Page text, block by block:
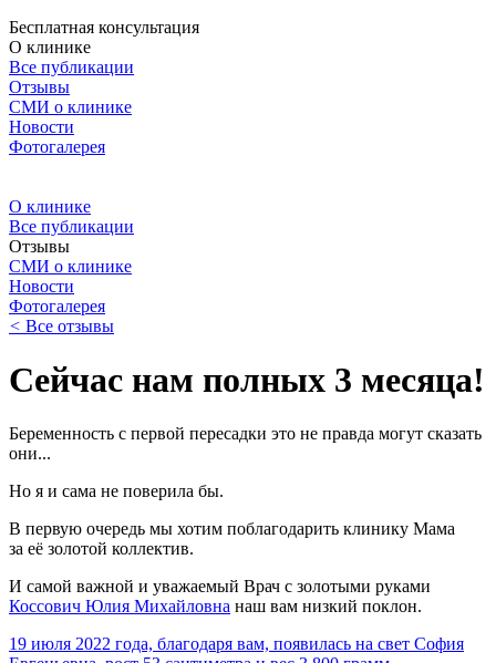
Бесплатная консультация
О клинике
Все публикации
Отзывы
СМИ о клинике
Новости
Фотогалерея
О клинике
Все публикации
Отзывы
СМИ о клинике
Новости
Фотогалерея
< Все отзывы
Сейчас нам полных 3 месяца!
Беременность с первой пересадки это не правда могут сказать
они...
Но я и сама не поверила бы.
В первую очередь мы хотим поблагодарить клинику Мама
за её золотой коллектив.
И самой важной и уважаемый Врач с золотыми руками
Коссович Юлия Михайловна наш вам низкий поклон.
19 июля 2022 года, благодаря вам, появилась на свет София